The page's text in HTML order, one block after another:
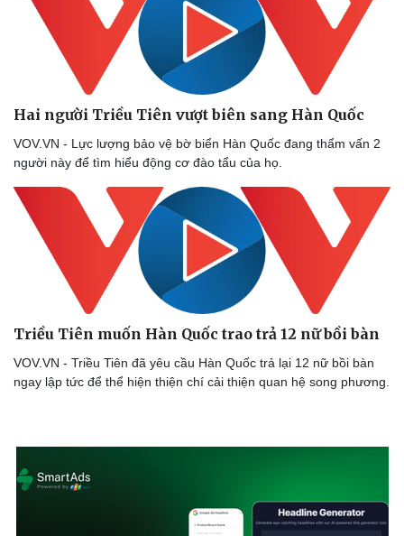
Hai người Triều Tiên vượt biên sang Hàn Quốc
VOV.VN - Lực lượng bảo vệ bờ biển Hàn Quốc đang thẩm vấn 2
người này để tìm hiểu động cơ đào tẩu của họ.
Triều Tiên muốn Hàn Quốc trao trả 12 nữ bồi bàn
VOV.VN - Triều Tiên đã yêu cầu Hàn Quốc trả lại 12 nữ bồi bàn
ngay lập tức để thể hiện thiện chí cải thiện quan hệ song phương.